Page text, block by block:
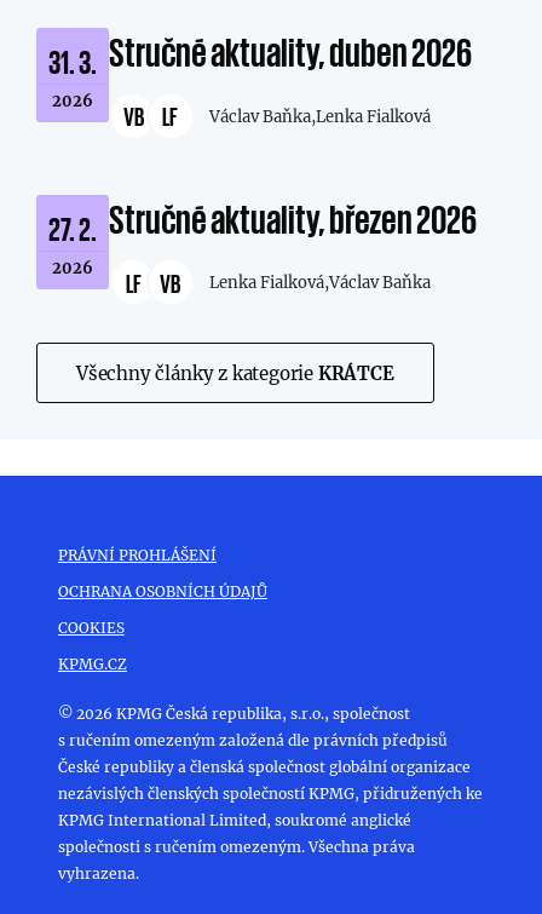
31. 3.
2026
Stručné aktuality, duben 2026
VB LF Václav Baňka,Lenka Fialková
27. 2.
2026
Stručné aktuality, březen 2026
LF VB Lenka Fialková,Václav Baňka
Všechny články z kategorie KRÁTCE
PRÁVNÍ PROHLÁŠENÍ
OCHRANA OSOBNÍCH ÚDAJŮ
COOKIES
KPMG.CZ
© 2026 KPMG Česká republika, s.r.o., společnost
s ručením omezeným založená dle právních předpisů
České republiky a členská společnost globální organizace
nezávislých členských společností KPMG, přidružených ke
KPMG International Limited, soukromé anglické
společnosti s ručením omezeným. Všechna práva
vyhrazena.